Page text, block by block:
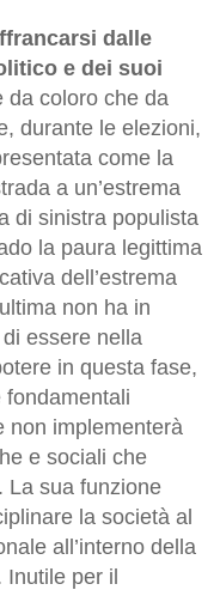
dalle
e dei suoi
da coloro che da
durante le elezioni,
come la
a un’estrema
di sinistra populista
la paura legittima
dell’estrema
non ha in
essere nella
in questa fase,
non implementerà
e sociali che
La sua funzione
la società al
all’interno della
Inutile per il